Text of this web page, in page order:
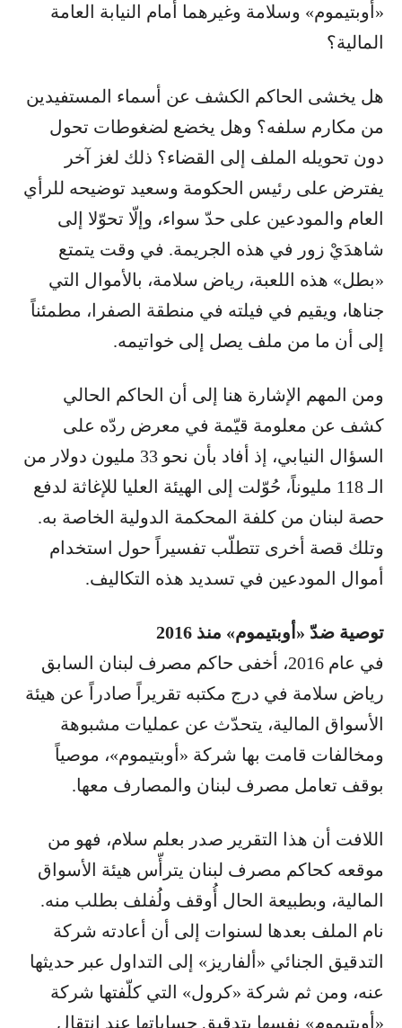
«أوبتيموم» وسلامة وغيرهما أمام النيابة العامة
المالية؟
هل يخشى الحاكم الكشف عن أسماء المستفيدين
من مكارم سلفه؟ وهل يخضع لضغوطات تحول
دون تحويله الملف إلى القضاء؟ ذلك لغز آخر
يفترض على رئيس الحكومة وسعيد توضيحه للرأي
العام والمودعين على حدّ سواء، وإلّا تحوّلا إلى
شاهدَيْ زور في هذه الجريمة. في وقت يتمتع
«بطل» هذه اللعبة، رياض سلامة، بالأموال التي
جناها، ويقيم في فيلته في منطقة الصفرا، مطمئناً
إلى أن ما من ملف يصل إلى خواتيمه.
ومن المهم الإشارة هنا إلى أن الحاكم الحالي
كشف عن معلومة قيّمة في معرض ردّه على
السؤال النيابي، إذ أفاد بأن نحو 33 مليون دولار من
الـ 118 مليوناً، حُوّلت إلى الهيئة العليا للإغاثة لدفع
حصة لبنان من كلفة المحكمة الدولية الخاصة به.
وتلك قصة أخرى تتطلّب تفسيراً حول استخدام
أموال المودعين في تسديد هذه التكاليف.
توصية ضدّ «أوبتيموم» منذ 2016
في عام 2016، أخفى حاكم مصرف لبنان السابق
رياض سلامة في درج مكتبه تقريراً صادراً عن هيئة
الأسواق المالية، يتحدّث عن عمليات مشبوهة
ومخالفات قامت بها شركة «أوبتيموم»، موصياً
بوقف تعامل مصرف لبنان والمصارف معها.
اللافت أن هذا التقرير صدر بعلم سلام، فهو من
موقعه كحاكم مصرف لبنان يترأّس هيئة الأسواق
المالية، وبطبيعة الحال أُوقف ولُفلف بطلب منه.
نام الملف بعدها لسنوات إلى أن أعادته شركة
التدقيق الجنائي «ألفاريز» إلى التداول عبر حديثها
عنه، ومن ثم شركة «كرول» التي كلّفتها شركة
«أوبتيموم» نفسها بتدقيق حساباتها عند انتقال